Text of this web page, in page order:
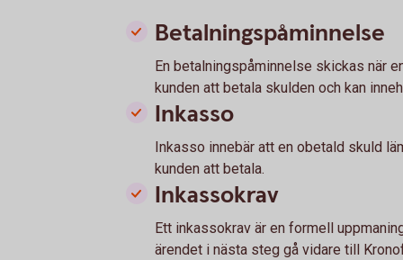
Betalningspåminnelse
En betalningspåminnelse skickas när
kunden att betala skulden och kan
Inkasso
Inkasso innebär att en obetald skuld
kunden att betala.
Inkassokrav
Ett inkassokrav är en formell
ärendet i nästa steg gå vidare till